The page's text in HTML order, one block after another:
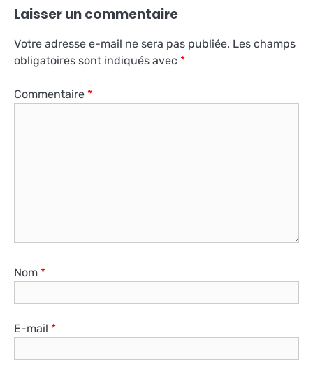
Laisser un commentaire
Votre adresse e-mail ne sera pas publiée. Les champs
obligatoires sont indiqués avec *
Commentaire *
Nom *
E-mail *